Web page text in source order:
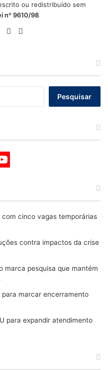
ou redistribuído sem
nº 9610/98
X YouTube
cinco vagas temporárias
contra impactos da crise
marca pesquisa que mantém
marcar encerramento
para expandir atendimento